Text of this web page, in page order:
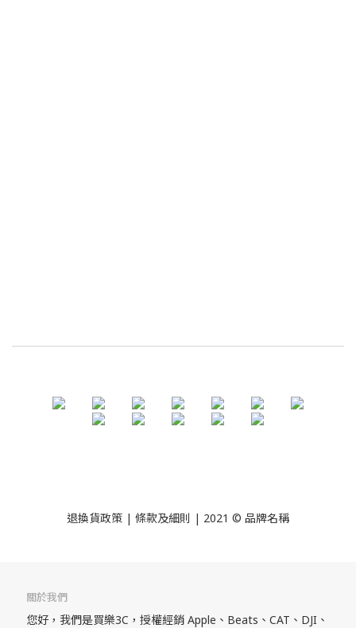
退換貨政策 | 條款及細則 | 2021 © 品牌名稱
關於我們
您好，我們是買樂3C，授權經銷 Apple、Beats、CAT、DJI、